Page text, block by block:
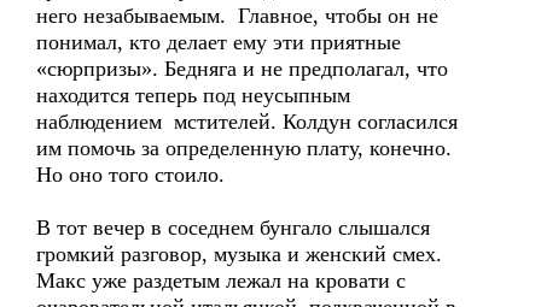
него незабываемым. Главное, чтобы он не
понимал, кто делает ему эти приятные
«сюрпризы». Бедняга и не предполагал, что
находится теперь под неусыпным
наблюдением мстителей. Колдун согласился
им помочь за определенную плату, конечно.
Но оно того стоило.
В тот вечер в соседнем бунгало слышался
громкий разговор, музыка и женский смех.
Макс уже раздетым лежал на кровати с